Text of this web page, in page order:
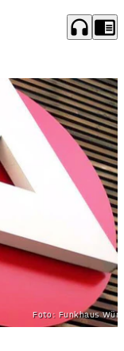
headphones chrome_reader_mode
Foto: Funkhaus